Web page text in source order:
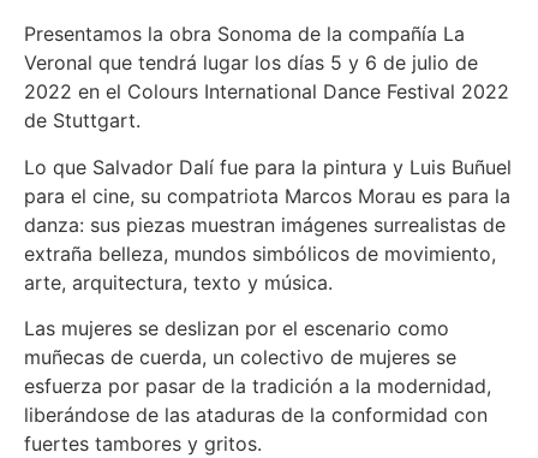
Presentamos la obra Sonoma de la compañía La
Veronal que tendrá lugar los días 5 y 6 de julio de
2022 en el Colours International Dance Festival 2022
de Stuttgart.
Lo que Salvador Dalí fue para la pintura y Luis Buñuel
para el cine, su compatriota Marcos Morau es para la
danza: sus piezas muestran imágenes surrealistas de
extraña belleza, mundos simbólicos de movimiento,
arte, arquitectura, texto y música.
Las mujeres se deslizan por el escenario como
muñecas de cuerda, un colectivo de mujeres se
esfuerza por pasar de la tradición a la modernidad,
liberándose de las ataduras de la conformidad con
fuertes tambores y gritos.